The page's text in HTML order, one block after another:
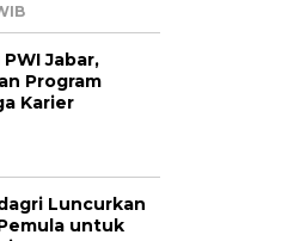
Jabar,
Program
Karier
Luncurkan
untuk